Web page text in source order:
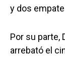
y dos
Por su parte,
arrebató el